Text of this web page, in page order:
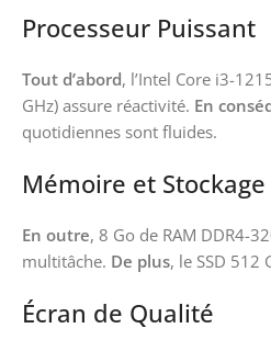
Processeur Puissant
Tout d’abord, l’Intel Core i3-
GHz) assure réactivité. En
quotidiennes sont fluides.
Mémoire et Stockage
En outre, 8 Go de RAM DDR4-
multitâche. De plus, le SSD 512
Écran de Qualité